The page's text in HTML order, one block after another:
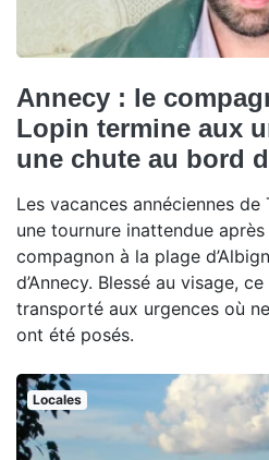
Annecy : le
Lopin termine aux
une chute au bord
Les vacances annéciennes
une tournure inattendue
compagnon à la plage
d’Annecy. Blessé au visage,
transporté aux urgences où
ont été posés.
Locales